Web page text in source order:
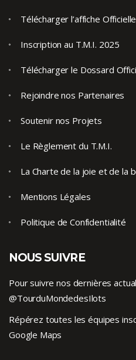
Télécharger l’affiche
Inscription au T.M.I. 2025
Télécharger le Dossard
Rejoindre nos Partenaires
Soutenir nos Projets
Le Règlement du T.M.I.
La Charte de la joie et de la
Mentions Légales
Politique de Confidentialité
NOUS SUIVRE
Pour suivre nos dernières
@TourduMondedesIlots
Répérez toutes les équipes
Google Maps